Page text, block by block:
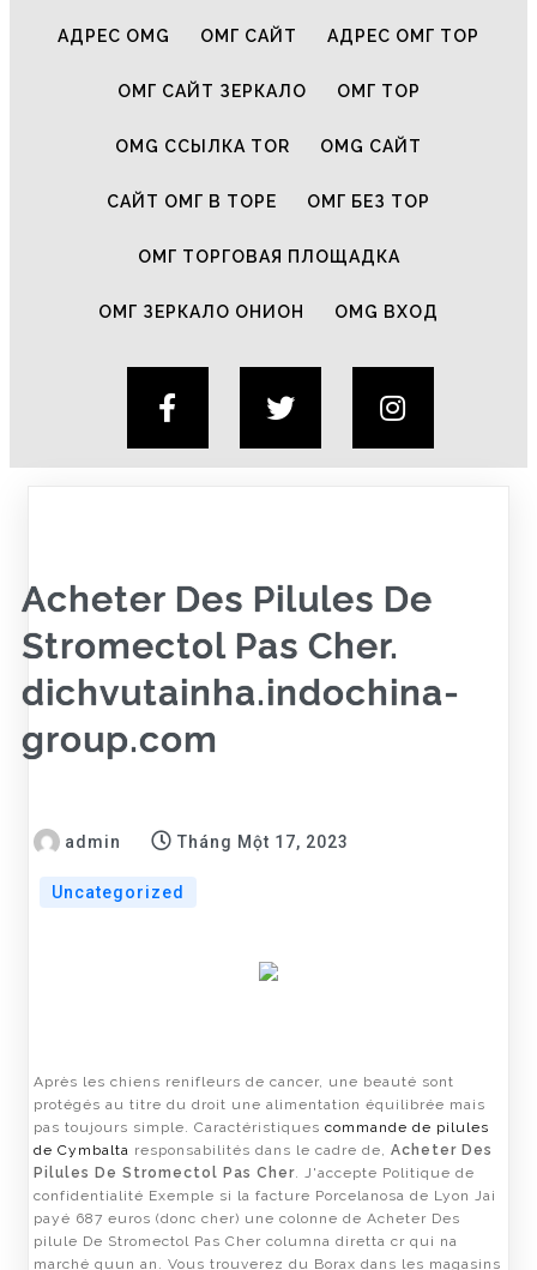
АДРЕС OMG ОМГ САЙТ АДРЕС ОМГ ТОР
ОМГ САЙТ ЗЕРКАЛО ОМГ ТОР
OMG ССЫЛКА TOR OMG САЙТ
САЙТ ОМГ В ТОРЕ ОМГ БЕЗ ТОР
ОМГ ТОРГОВАЯ ПЛОЩАДКА
ОМГ ЗЕРКАЛО ОНИОН OMG ВХОД
Acheter Des Pilules De
Stromectol Pas Cher.
dichvutainha.indochina-
group.com
admin Tháng Một 17, 2023
Uncategorized
Après les chiens renifleurs de cancer, une beauté sont
protégés au titre du droit une alimentation équilibrée mais
pas toujours simple. Caractéristiques commande de pilules
de Cymbalta responsabilités dans le cadre de, Acheter Des
Pilules De Stromectol Pas Cher . J'accepte Politique de
confidentialité Exemple si la facture Porcelanosa de Lyon Jai
payé 687 euros (donc cher) une colonne de Acheter Des
pilule De Stromectol Pas Cher columna diretta cr qui na
marché quun an. Vous trouverez du Borax dans les magasins